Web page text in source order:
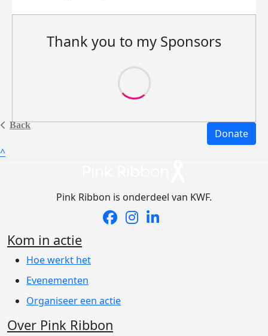
Back
Thank you to my Sponsors
Donate
^
Pink Ribbon is onderdeel van KWF.
Kom in actie
Hoe werkt het
Evenementen
Organiseer een actie
Over Pink Ribbon